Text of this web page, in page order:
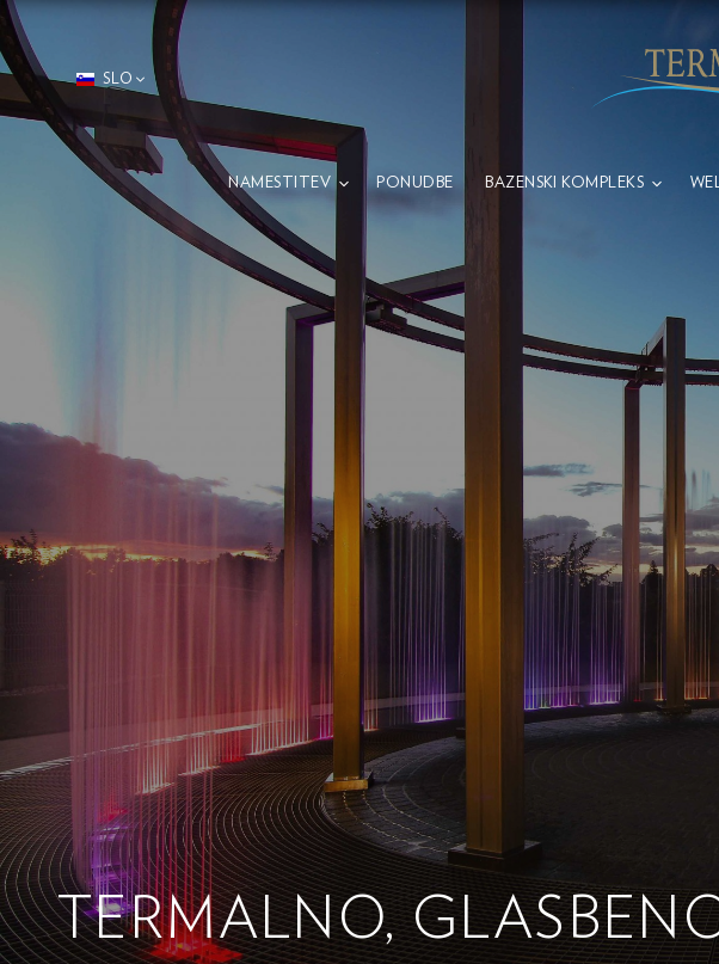
SLO
NAMESTITEV PONUDBE BAZENSKI KOMPLEKS
TERMALNO,